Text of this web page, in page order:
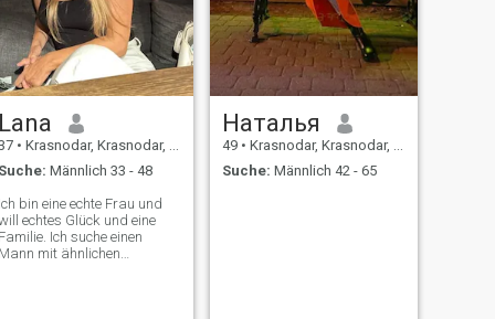
Lana
• Krasnodar, Krasnodar, Russland
Suche: Männlich 33 - 48
Ich bin eine echte Frau und
echtes Glück und eine
Familie. Ich suche einen
Mann mit ähnlichen
Наталья
49 • Krasnodar, Krasnodar, Russland
Suche: Männlich 42 - 65